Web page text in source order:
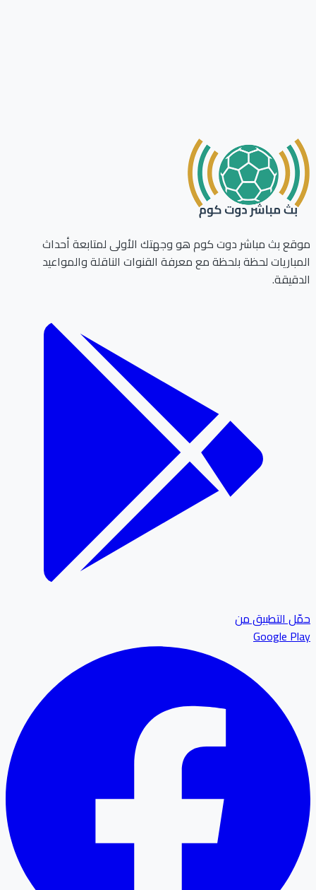
بث مباشر دوت كوم هو وجهتك الأولى لمتابعة أحداث
لحظة بلحظة مع معرفة القنوات الناقلة والمواعيد
التطبيق من
Google